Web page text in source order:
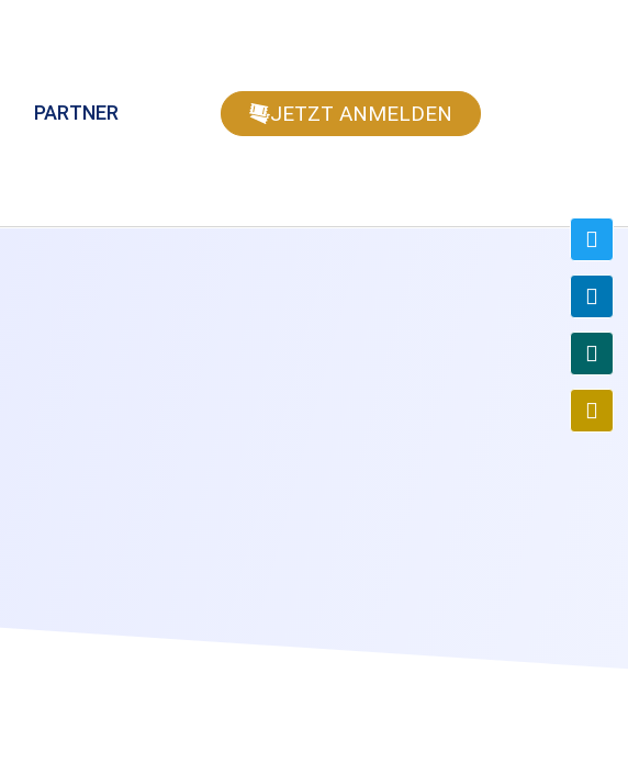
PARTNER JETZT ANMELDEN